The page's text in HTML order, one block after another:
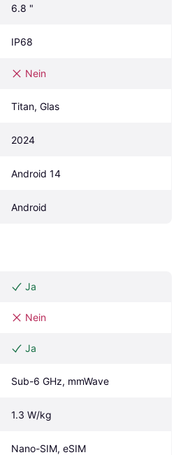
6.8 "
IP68
Nein
Titan, Glas
2024
Android 14
Android
Ja
Nein
Ja
Sub-6 GHz, mmWave
1.3 W/kg
Nano-SIM, eSIM